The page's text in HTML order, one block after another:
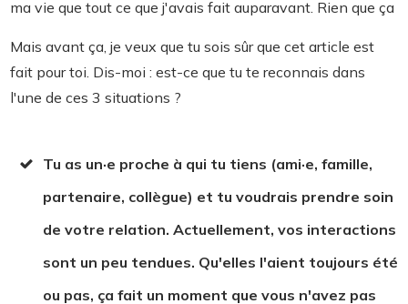
ma vie que tout ce que j'avais fait auparavant. Rien que ça
Mais avant ça, je veux que tu sois sûr que cet article est
fait pour toi. Dis-moi : est-ce que tu te reconnais dans
l'une de ces 3 situations ?
Tu as un·e proche à qui tu tiens (ami·e, famille,
partenaire, collègue) et tu voudrais prendre soin
de votre relation. Actuellement, vos interactions
sont un peu tendues. Qu'elles l'aient toujours été
ou pas, ça fait un moment que vous n'avez pas